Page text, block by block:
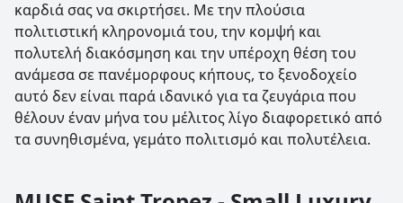
καρδιά σας να σκιρτήσει. Με την πλούσια
πολιτιστική κληρονομιά του, την κομψή και
πολυτελή διακόσμηση και την υπέροχη θέση του
ανάμεσα σε πανέμορφους κήπους, το ξενοδοχείο
αυτό δεν είναι παρά ιδανικό για τα ζευγάρια που
θέλουν έναν μήνα του μέλιτος λίγο διαφορετικό από
τα συνηθισμένα, γεμάτο πολιτισμό και πολυτέλεια.